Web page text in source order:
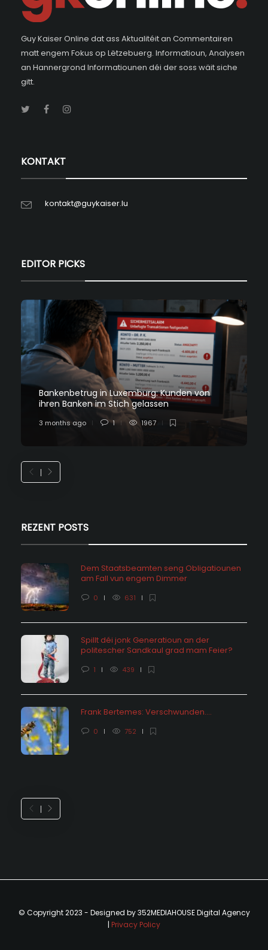
Guy Kaiser Online dat ass Aktualitéit an Commentairen
matt engem Fokus op Lëtzebuerg. Informatioun, Analysen
an Hannergrond Informatiounen déi der soss wäit siche
gitt.
KONTAKT
kontakt@guykaiser.lu
EDITOR PICKS
Bankenbetrug in Luxemburg: Kunden von
ihren Banken im Stich gelassen
3 months ago 1 1967
REZENT POSTS
Dem Staatsbeamten seng Obligatiounen
am Fall vun engem Dimmer
0 631
Spillt déi jonk Generatioun an der
politescher Sandkaul grad mam Feier?
1 439
Frank Bertemes: Verschwunden….
0 752
© Copyright 2023 - Designed by 352MEDIAHOUSE Digital Agency
| Privacy Policy